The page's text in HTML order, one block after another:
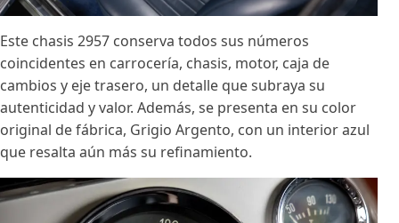
Este chasis 2957 conserva todos sus números
coincidentes en carrocería, chasis, motor, caja de
cambios y eje trasero, un detalle que subraya su
autenticidad y valor. Además, se presenta en su color
original de fábrica, Grigio Argento, con un interior azul
que resalta aún más su refinamiento.